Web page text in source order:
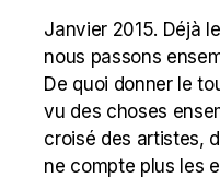
Janvier 2015. Déjà
nous passons
De quoi donner le
vu des choses
croisé des artistes,
ne compte plus les